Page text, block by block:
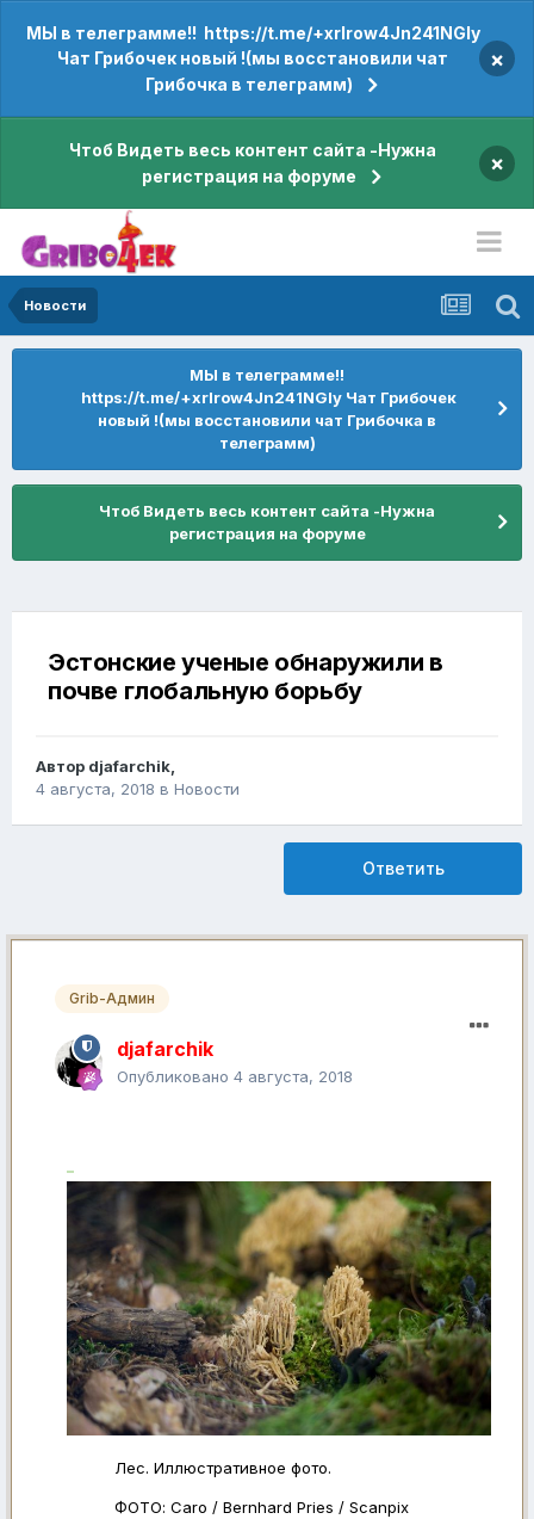
МЫ в телеграмме!! https://t.me/+xrIrow4Jn241NGIy
Чат Грибочек новый !(мы восстановили чат
Грибочка в телеграмм)
×
Чтоб Видеть весь контент сайта -Нужна
регистрация на форуме
×
Новости
МЫ в телеграмме!!
https://t.me/+xrIrow4Jn241NGIy Чат Грибочек
новый !(мы восстановили чат Грибочка в
телеграмм)
Чтоб Видеть весь контент сайта -Нужна
регистрация на форуме
Эстонские ученые обнаружили в
почве глобальную борьбу
Автор djafarchik,
4 августа, 2018 в Новости
Ответить
Grib-Админ
djafarchik
Опубликовано 4 августа, 2018
Лес. Иллюстративное фото.
ФОТО: Caro / Bernhard Pries / Scanpix